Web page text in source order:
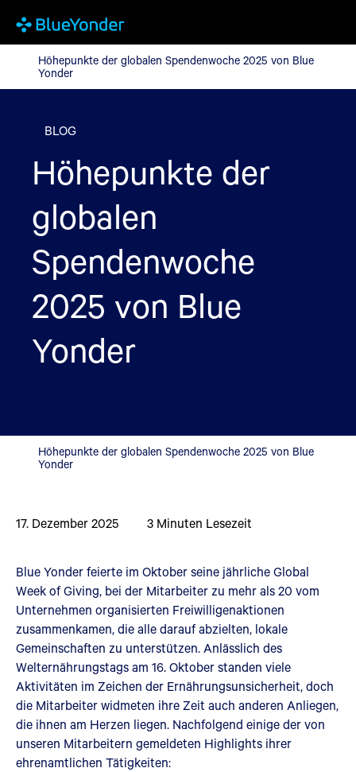
Höhepunkte der globalen Spendenwoche 2025 von Blue Yonder
Höhepunkte der globalen Spendenwoche 2025 von Blue
Yonder
BLOG
Höhepunkte der
globalen
Spendenwoche
2025 von Blue
Yonder
Höhepunkte der globalen Spendenwoche 2025 von Blue
Yonder
17. Dezember 2025 3 Minuten Lesezeit
Blue Yonder feierte im Oktober seine jährliche Global
Week of Giving, bei der Mitarbeiter zu mehr als 20 vom
Unternehmen organisierten Freiwilligenaktionen
zusammenkamen, die alle darauf abzielten, lokale
Gemeinschaften zu unterstützen. Anlässlich des
Welternährungstags am 16. Oktober standen viele
Aktivitäten im Zeichen der Ernährungsunsicherheit, doch
die Mitarbeiter widmeten ihre Zeit auch anderen Anliegen,
die ihnen am Herzen liegen. Nachfolgend einige der von
unseren Mitarbeitern gemeldeten Highlights ihrer
ehrenamtlichen Tätigkeiten: